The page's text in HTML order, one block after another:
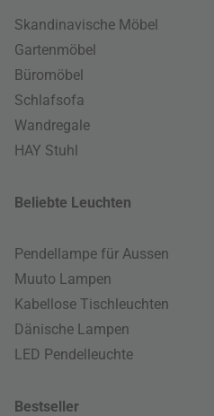
Skandinavische Möbel
Gartenmöbel
Büromöbel
Schlafsofa
Wandregale
HAY Stuhl
Beliebte Leuchten
Pendellampe für Aussen
Muuto Lampen
Kabellose Tischleuchten
Dänische Lampen
LED Pendelleuchte
Bestseller